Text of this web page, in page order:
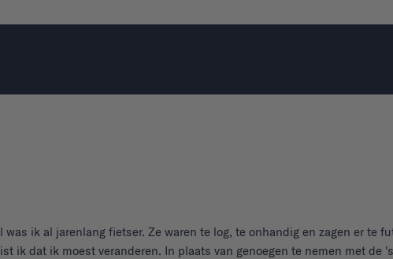
ik al jarenlang fietser. Ze waren te log, te onhandig en zagen er te
ik dat ik moest veranderen. In plaats van genoegen te nemen met de